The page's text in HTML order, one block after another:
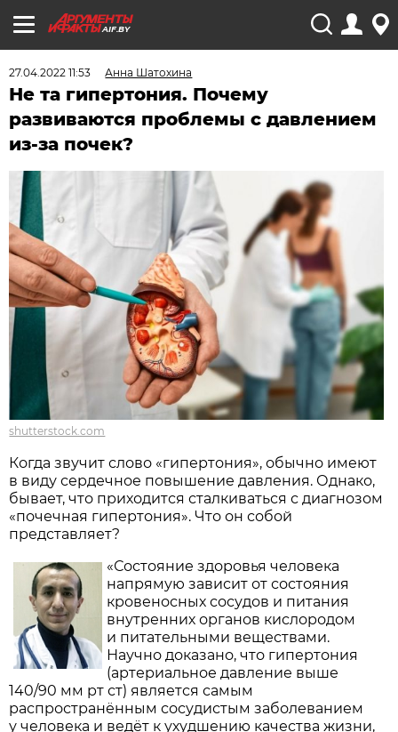
AIF.BY
27.04.2022 11:53 Анна Шатохина
Не та гипертония. Почему
развиваются проблемы с давлением
из-за почек?
shutterstock.com
Когда звучит слово «гипертония», обычно имеют
в виду сердечное повышение давления. Однако,
бывает, что приходится сталкиваться с диагнозом
«почечная гипертония». Что он собой
представляет?
«Состояние здоровья человека
напрямую зависит от состояния
кровеносных сосудов и питания
внутренних органов кислородом
и питательными веществами.
Научно доказано, что гипертония
(артериальное давление выше
140/90 мм рт ст) является самым
распространённым сосудистым заболеванием
у человека и ведёт к ухудшению качества жизни,